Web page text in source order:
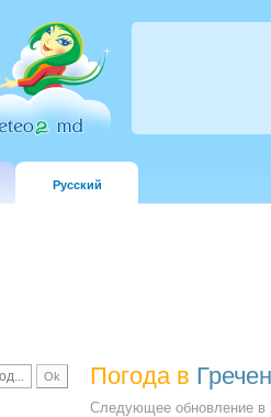
Русский
Погода в
Следующее обновление в